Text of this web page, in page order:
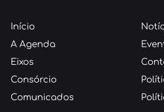
Início
A Agenda
Eixos
Consórcio
Comunicados